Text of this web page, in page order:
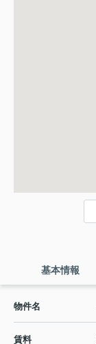
基本情報
物件名
賃料